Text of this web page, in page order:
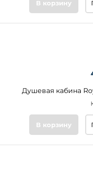
В корзину
Душевая кабина
В корзину